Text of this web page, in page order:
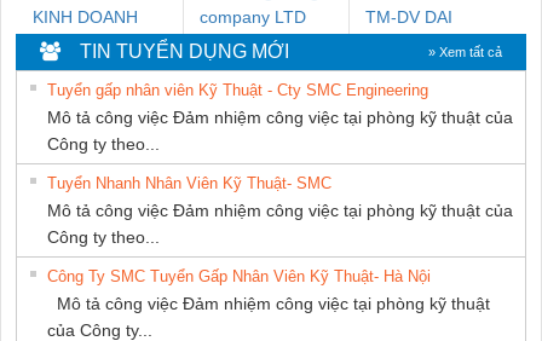
KINH DOANH
DỊCH VỤ XNK
PHƯƠNG NAM
company LTD
TM-DV DAI
DONG THANH
TIN TUYỂN DỤNG MỚI » Xem tất cả
Tuyển gấp nhân viên Kỹ Thuật - Cty SMC Engineering
Mô tả công việc Đảm nhiệm công việc tại phòng kỹ thuật của
Công ty theo...
Tuyển Nhanh Nhân Viên Kỹ Thuật- SMC
Mô tả công việc Đảm nhiệm công việc tại phòng kỹ thuật của
Công ty theo...
Công Ty SMC Tuyển Gấp Nhân Viên Kỹ Thuật- Hà Nội
Mô tả công việc Đảm nhiệm công việc tại phòng kỹ thuật
của Công ty...